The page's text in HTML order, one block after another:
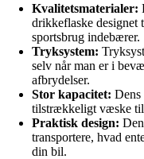
Kvalitetsmaterialer:
drikkeflaske designet
sportsbrug indebærer.
Tryksystem:
selv når man er i
afbrydelser.
Stor kapacitet: Dens
tilstrækkeligt væske til
Praktisk design:
transportere, hvad
din bil.